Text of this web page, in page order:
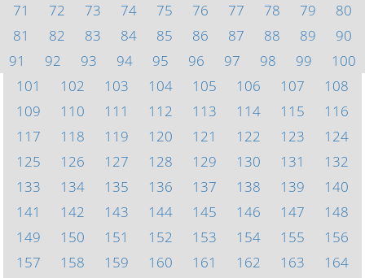
71
72 73 74 75 76 77 78 79
80
81
82 83 84 85 86 87 88 89
90
91
92 93 94 95 96 97 98 99
100
101
102 103 104 105 106 107
108
109
110 111 112 113 114 115
116
117
118 119 120 121 122 123
124
125
126 127 128 129 130 131
132
133
134 135 136 137 138 139
140
141
142 143 144 145 146 147
148
149
150 151 152 153 154 155
156
157
158 159 160 161 162 163
164